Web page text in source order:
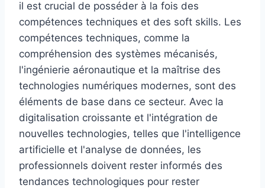
il est crucial de posséder à la fois des
compétences techniques et des soft skills. Les
compétences techniques, comme la
compréhension des systèmes mécanisés,
l'ingénierie aéronautique et la maîtrise des
technologies numériques modernes, sont des
éléments de base dans ce secteur. Avec la
digitalisation croissante et l'intégration de
nouvelles technologies, telles que l'intelligence
artificielle et l'analyse de données, les
professionnels doivent rester informés des
tendances technologiques pour rester